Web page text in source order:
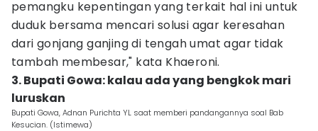
pemangku kepentingan yang terkait hal ini untuk
duduk bersama mencari solusi agar keresahan
dari gonjang ganjing di tengah umat agar tidak
tambah membesar," kata Khaeroni.
3. Bupati Gowa: kalau ada yang bengkok mari
luruskan
Bupati Gowa, Adnan Purichta YL saat memberi pandangannya soal Bab
Kesucian. (Istimewa)